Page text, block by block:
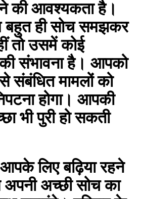
की आवश्यकता है।
बहुत ही सोच समझकर
तो उसमें कोई
संभावना है। आपको
संबंधित मामलों को
होगा। आपकी
भी पुरी हो सकती
लिए बढ़िया रहने
अच्छी सोच का